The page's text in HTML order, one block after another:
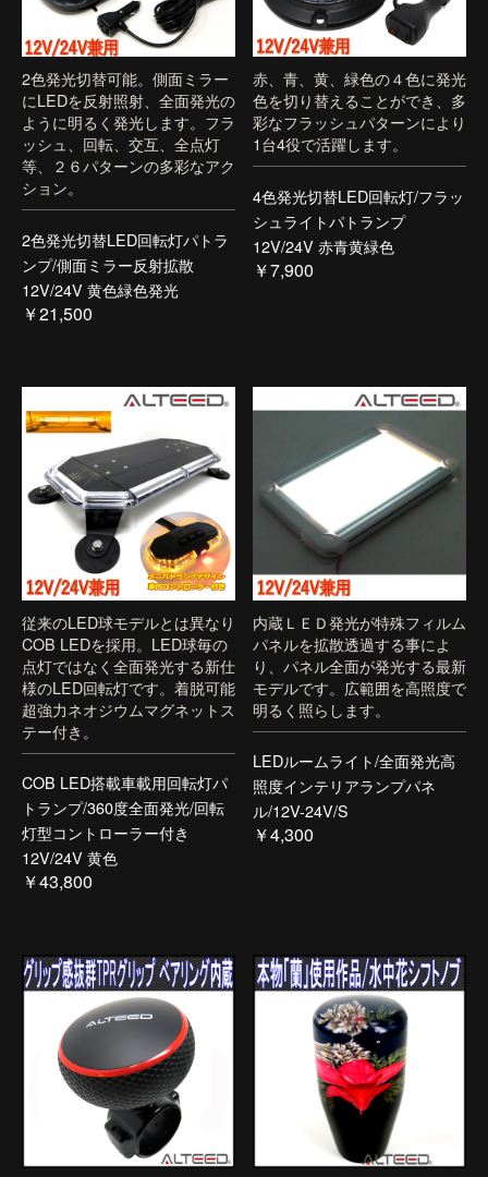
2色発光切替可能。側面ミラー
にLEDを反射照射、全面発光の
ように明るく発光します。フラ
ッシュ、回転、交互、全点灯
等、２６パターンの多彩なアク
ション。
2色発光切替LED回転灯パトラ
ンプ/側面ミラー反射拡散
12V/24V 黄色緑色発光
￥21,500
赤、青、黄、緑色の４色に発光
色を切り替えることができ、多
彩なフラッシュパターンにより
1台4役で活躍します。
4色発光切替LED回転灯/フラッ
シュライトパトランプ
12V/24V 赤青黄緑色
￥7,900
従来のLED球モデルとは異なり
COB LEDを採用。LED球毎の
点灯ではなく全面発光する新仕
様のLED回転灯です。着脱可能
超強力ネオジウムマグネットス
テー付き。
COB LED搭載車載用回転灯パ
トランプ/360度全面発光/回転
灯型コントローラー付き
12V/24V 黄色
￥43,800
内蔵ＬＥＤ発光が特殊フィルム
パネルを拡散透過する事によ
り、パネル全面が発光する最新
モデルです。広範囲を高照度で
明るく照らします。
LEDルームライト/全面発光高
照度インテリアランプパネ
ル/12V-24V/S
￥4,300